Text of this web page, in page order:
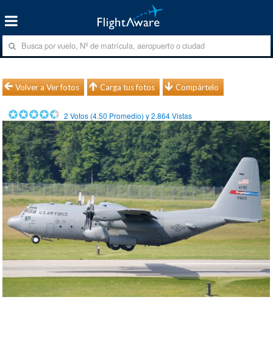
Volver a Ver fotos Carga tus fotos Compártelo
2 Votos (4.50 Promedio) y2.864Vistas